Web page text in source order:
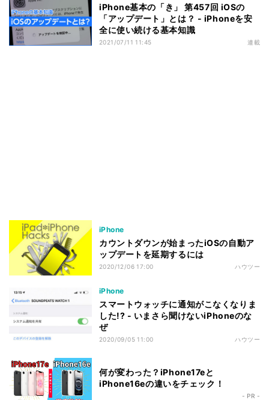
iPhone基本の「き」 第457回 iOSの
「アップデート」とは？ - iPhoneを安
全に使い続ける基本知識
2021/07/11 11:45 連載
iPhone
カウントダウンが始まったiOSの自動ア
ップデートを延期するには
2020/12/06 17:00 ハウツー
iPhone
スマートウォッチに通知がこなくなりま
した!? - いまさら聞けないiPhoneのな
ぜ
2020/09/05 11:00 ハウツー
何が変わった？iPhone17eと
iPhone16eの違いをチェック！
- PR -